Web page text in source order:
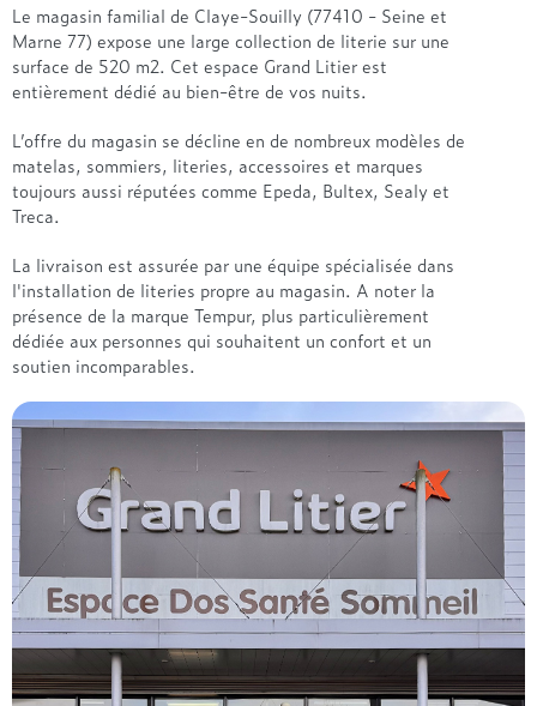
Le magasin familial de Claye-Souilly (77410 - Seine et
Marne 77) expose une large collection de literie sur une
surface de 520 m2. Cet espace Grand Litier est
entièrement dédié au bien-être de vos nuits.
L’offre du magasin se décline en de nombreux modèles de
matelas, sommiers, literies, accessoires et marques
toujours aussi réputées comme Epeda, Bultex, Sealy et
Treca.
La livraison est assurée par une équipe spécialisée dans
l'installation de literies propre au magasin. A noter la
présence de la marque Tempur, plus particulièrement
dédiée aux personnes qui souhaitent un confort et un
soutien incomparables.